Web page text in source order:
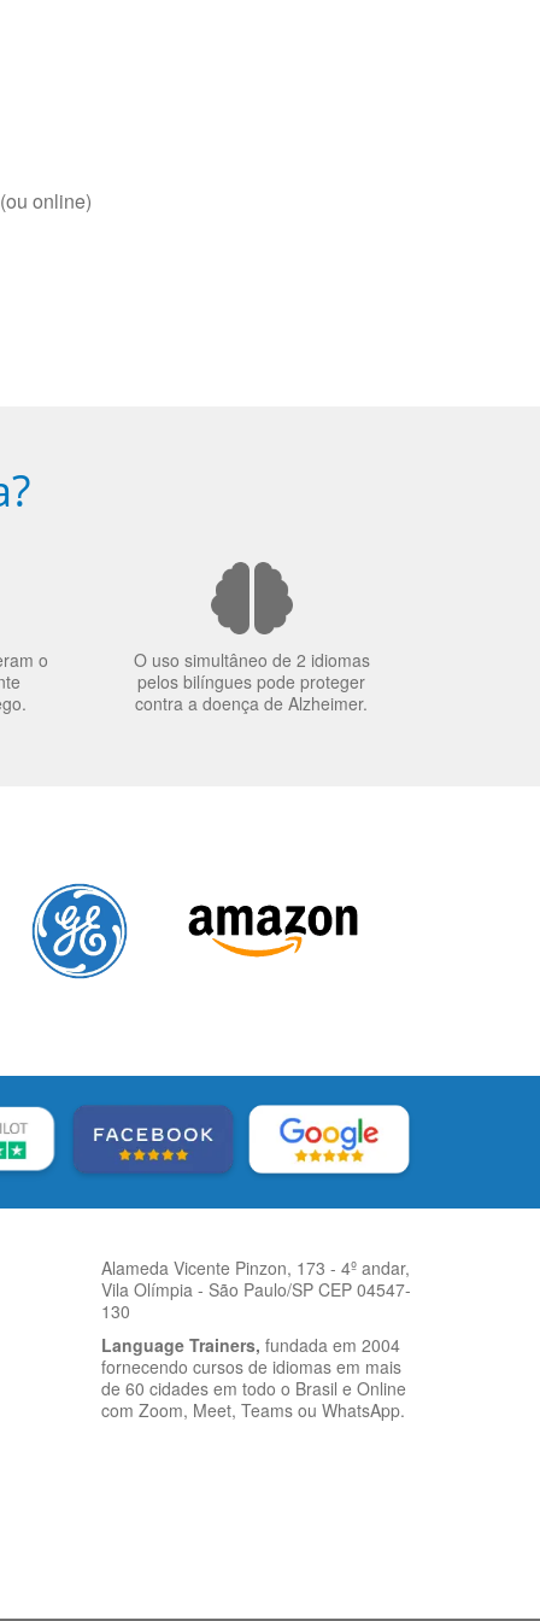
online)
o
O uso simultâneo de 2 idiomas
pelos bilíngues pode proteger
contra a doença de Alzheimer.
Alameda Vicente Pinzon, 173 - 4º andar,
Vila Olímpia - São Paulo/SP CEP 04547-
130
Language Trainers, fundada em 2004
fornecendo cursos de idiomas em mais
de 60 cidades em todo o Brasil e Online
com Zoom, Meet, Teams ou WhatsApp.